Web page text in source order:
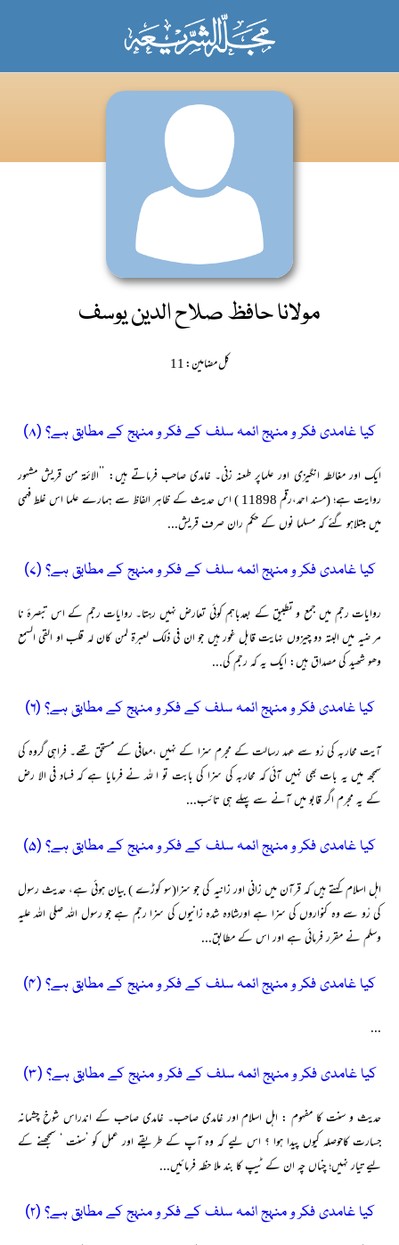
مولانا حافظ صلاح الدین یوسف
کل مضامین: 11
کیا غامدی فکر و منہج ائمہ سلف کے فکر و منہج کے مطابق ہے؟ (۸)
ایک اور مغالطہ انگیزی اور علماپر طعنہ زنی۔ غامدی صاحب فرماتے ہیں: ’’الائمۃ من قریش مشہور
روایت ہے؛ (مسند احمد،رقم 11898 ) اس حدیث کے ظاہر الفاظ سے ہمارے علما اس غلط فہمی
میں مبتلاہو گئے کہ مسلما نوں کے حکم ران صرف قریش...
کیا غامدی فکر و منہج ائمہ سلف کے فکر و منہج کے مطابق ہے؟ (۷)
روایات رجم میں جمع و تطبیق کے بعدباہم کوئی تعارض نہیں رہتا۔ روایات رجم کے اس تبصرۂ نا
مر ضیہ میں البتہ دو چیزوں نہایت قابل غور ہیں جو ان فی ذلک لعبرۃ لمن کان لہ قلب او القی السمع
وھو شھید کی مصداق ہیں: ایک یہ کہ رجم کی...
کیا غامدی فکر و منہج ائمہ سلف کے فکر و منہج کے مطابق ہے؟ (۶)
آیت محاربہ کی رْو سے عہد رسالت کے مجرم سزا کے نہیں ،معافی کے مستحق تھے۔ فراہی گروہ کی
سمجھ میں یہ بات بھی نہیں آئی کہ محاربہ کی سزا کی بابت تو ا للہ نے فرمایا ہے کہ فساد فی الا رض
کے یہ مجرم اگر قابو میں آنے سے پہلے ہی تائب...
کیا غامدی فکر و منہج ائمہ سلف کے فکر و منہج کے مطابق ہے؟ (۵)
اہل اسلام کہتے ہیں کہ قرآن میں زانی اور زانیہ کی جو سزا(سو کوڑے ) بیان ہوئی ہے، حدیث رسول
کی رْو سے وہ کنواروں کی سزا ہے اورشادہ شدہ زانیوں کی سزا رجم ہے جو رسول اللہ صلی اللہ علیہ
وسلم نے مقرر فرمائی ہے اور اس کے مطابق...
کیا غامدی فکر و منہج ائمہ سلف کے فکر و منہج کے مطابق ہے؟ (۴)
...
کیا غامدی فکر و منہج ائمہ سلف کے فکر و منہج کے مطابق ہے؟ (۳)
حدیث و سنت کا مفہوم : اہل اسلام اور غامدی صاحب۔ غامدی صاحب کے اندراس شوخ چشمانہ
جسارت کاحوصلہ کیوں پیدا ہوا ؟ اس لیے کہ وہ آپ کے طریقے اور عمل کو ’سنت ‘ سمجھنے کے
لیے تیار نہیں؛ چناں چہ ان کے ٹیپ کا بند ملا حظہ فرمائیں...
کیا غامدی فکر و منہج ائمہ سلف کے فکر و منہج کے مطابق ہے؟ (۲)